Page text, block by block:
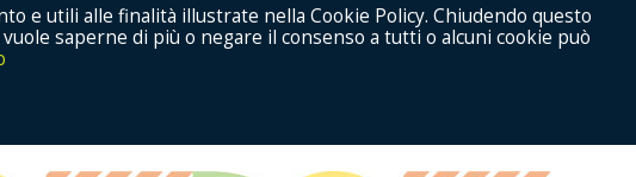
e utili alle finalità illustrate nella Cookie Policy. Chiudendo questo
saperne di più o negare il consenso a tutti o alcuni cookie può